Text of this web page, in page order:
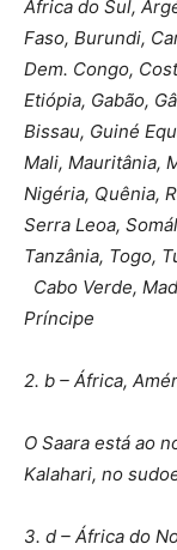
África do Sul,
Faso, Burundi,
Dem. Congo,
Etiópia, Gabão,
Bissau, Guiné
Mali, Mauritânia,
Nigéria, Quênia,
Serra Leoa,
Tanzânia, Togo,
Cabo Verde,
Príncipe
2. b – África,
O Saara está ao
Kalahari, no
3. d – África do